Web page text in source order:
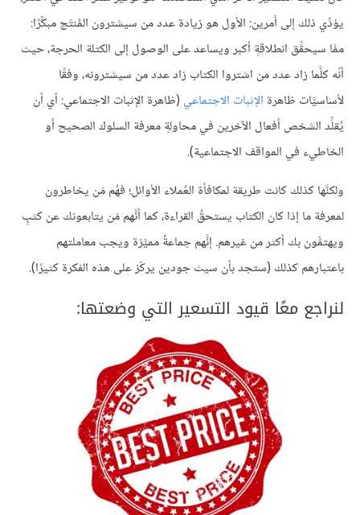
يؤدِّي ذلك إلى أمرين: الأول هو زيادة عدد من سيشترون المُنتَج مبكِّرًا:
ممَّا سيحقِّق انطلاقةٍ أكبر ويساعد على الوصول إلى الكتلة الحرجة، حيث
أنّه كلَّما زاد عدد من اشتروا الكتاب زاد عدد من سيشترونه، وفقًا
لأساسيَّات ظاهرة الإثبات الاجتماعي (ظاهرة الإثبات الاجتماعي: أي أن
يُقلِّد الشخص أفعال الآخرين في محاولةٍ معرفة السلوك الصحيح أو
الخاطيء في المواقف الاجتماعية).
ولكنَّها كذلك كانت طريقة لمكافأة العُملاء الأوائل؛ فهُم مَن يخاطرون
لمعرفة ما إذا كان الكتاب يستحقُ القراءة، كما أنَّهم مَن يتابعونك عن كثبٍ
ويهتمُّون بك أكثر من غيرهم. إنَّهم جماعةٌ مميَّزة ويجب معاملتهم
باعتبارهم كذلك (ستجد بأن سيث جودين يركّز على هذه الفكرة كثيرًا).
لنراجع معًا قيود التسعير التي وضعتها: